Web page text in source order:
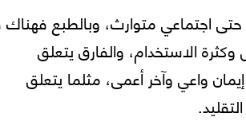
اجتماعي متوارث، وبالطبع
وكثرة الاستخدام، والفارق يتعلق
واعي وآخر أعمى، مثلما يتعلق